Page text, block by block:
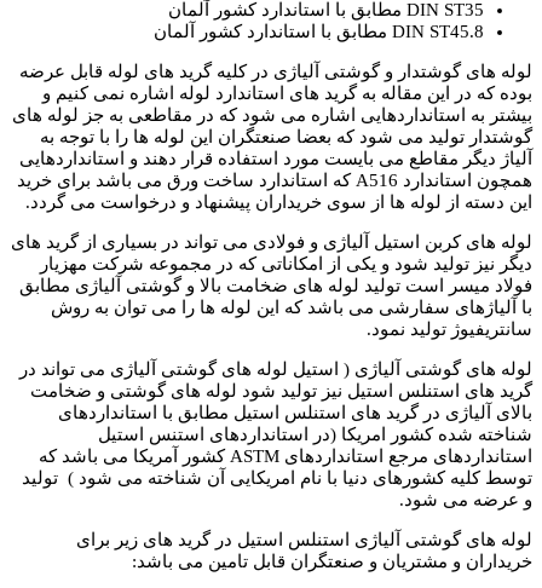
DIN ST35 مطابق با استاندارد کشور آلمان
DIN ST45.8 مطابق با استاندارد کشور آلمان
لوله های گوشتدار و گوشتی آلیاژی در کلیه گرید های لوله قابل عرضه
بوده که در این مقاله به گرید های استاندارد لوله اشاره نمی کنیم و
بیشتر به استانداردهایی اشاره می شود که در مقاطعی به جز لوله های
گوشتدار تولید می شود که بعضا صنعتگران این لوله ها را با توجه به
آلیاژ دیگر مقاطع می بایست مورد استفاده قرار دهند و استانداردهایی
همچون استاندارد A516 که استاندارد ساخت ورق می باشد برای خرید
این دسته از لوله ها از سوی خریداران پیشنهاد و درخواست می گردد.
لوله های کربن استیل آلیاژی و فولادی می تواند در بسیاری از گرید های
دیگر نیز تولید شود و یکی از امکاناتی که در مجموعه شرکت مهزیار
فولاد میسر است تولید لوله های ضخامت بالا و گوشتی آلیاژی مطابق
با آلیاژهای سفارشی می باشد که این لوله ها را می توان به روش
سانتریفیوژ تولید نمود.
لوله های گوشتی آلیاژی ( استیل لوله های گوشتی آلیاژی می تواند در
گرید های استنلس استیل نیز تولید شود لوله های گوشتی و ضخامت
بالای آلیاژی در گرید های استنلس استیل مطابق با استانداردهای
شناخته شده کشور امریکا (در استانداردهای استنس استیل
استانداردهای مرجع استانداردهای ASTM کشور آمریکا می باشد که
توسط کلیه کشورهای دنیا با نام امریکایی آن شناخته می شود ) تولید
و عرضه می شود.
لوله های گوشتی آلیاژی استنلس استیل در گرید های زیر برای
خریداران و مشتریان و صنعتگران قابل تامین می باشد: